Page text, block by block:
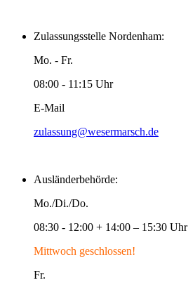
Zulassungsstelle Nordenham:
Mo. - Fr.
08:00 - 11:15 Uhr
E-Mail
zulassung@wesermarsch.de
Ausländerbehörde:
Mo./Di./Do.
08:30 - 12:00 + 14:00 – 15:30 Uhr
Mittwoch geschlossen!
Fr.